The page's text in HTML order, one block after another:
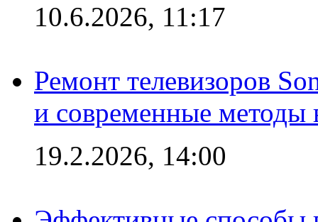
10.6.2026, 11:17
Ремонт телевизоров
и современные методы
19.2.2026, 14:00